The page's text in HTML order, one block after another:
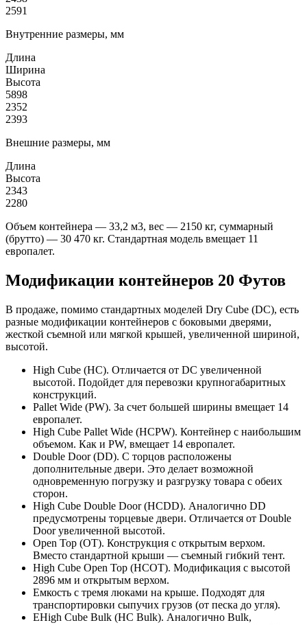
2591
Внутренние размеры, мм
Длина
Ширина
Высота
5898
2352
2393
Внешние размеры, мм
Длина
Высота
2343
2280
Объем контейнера — 33,2 м3, вес — 2150 кг, суммарный
(брутто) — 30 470 кг. Стандартная модель вмещает 11
европалет.
Модификации контейнеров 20 Футов
В продаже, помимо стандартных моделей Dry Cube (DC), есть
разные модификации контейнеров с боковыми дверями,
жесткой съемной или мягкой крышей, увеличенной шириной,
высотой.
High Cube (HC). Отличается от DC увеличенной
высотой. Подойдет для перевозки крупногабаритных
конструкций.
Pallet Wide (PW). За счет большей ширины вмещает 14
европалет.
High Cube Pallet Wide (HCPW). Контейнер с наибольшим
объемом. Как и PW, вмещает 14 европалет.
Double Door (DD). С торцов расположены
дополнительные двери. Это делает возможной
одновременную погрузку и разгрузку товара с обеих
сторон.
High Cube Double Door (HCDD). Аналогично DD
предусмотрены торцевые двери. Отличается от Double
Door увеличенной высотой.
Open Top (OT). Конструкция с открытым верхом.
Вместо стандартной крыши — съемный гибкий тент.
High Cube Open Top (HCOT). Модификация с высотой
2896 мм и открытым верхом.
Емкость с тремя люками на крыше. Подходят для
транспортировки сыпучих грузов (от песка до угля).
ЕHigh Cube Bulk (HC Bulk). Аналогично Bulk,